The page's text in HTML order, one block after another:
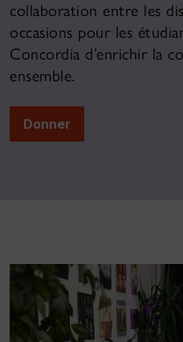
collaboration entre les
occasions pour les
Concordia d’enrichir la
ensemble.
Donner